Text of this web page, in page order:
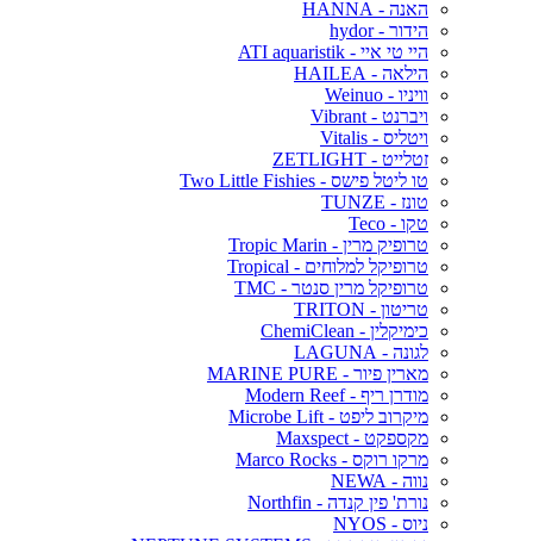
האנה - HANNA
הידור - hydor
היי טי איי - ATI aquaristik
הילאה - HAILEA
וויניו - Weinuo
ויברנט - Vibrant
ויטליס - Vitalis
זטלייט - ZETLIGHT
טו ליטל פישס - Two Little Fishies
טונז - TUNZE
טקו - Teco
טרופיק מרין - Tropic Marin
טרופיקל למלוחים - Tropical
טרופיקל מרין סנטר - TMC
טריטון - TRITON
כימיקלין - ChemiClean
לגונה - LAGUNA
מארין פיור - MARINE PURE
מודרן ריף - Modern Reef
מיקרוב ליפט - Microbe Lift
מקספקט - Maxspect
מרקו רוקס - Marco Rocks
נווה - NEWA
נורת' פין קנדה - Northfin
ניוס - NYOS